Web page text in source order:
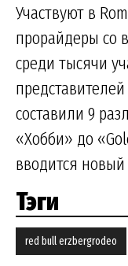
Участвуют в
прорайдеры со
среди тысячи
составили 9
«Хобби» до
вводится новый
Тэги
red bull erzbergrodeo